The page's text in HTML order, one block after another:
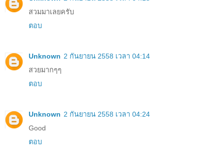
สวมมาเลยครับ
ตอบ
Unknown 2 กันยายน 2558 เวลา 04:14
สวยมากๆๆ
ตอบ
Unknown 2 กันยายน 2558 เวลา 04:24
Good
ตอบ